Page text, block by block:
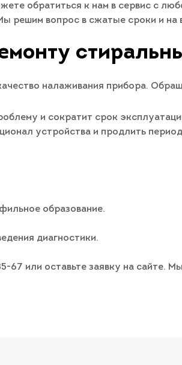
обратиться к нам в сервис с
решим вопрос в сжатые сроки и на
налаживания прибора.
и сократит срок
устройства и продлить
образование.
диагностики.
67 или оставьте заявку на сайте.